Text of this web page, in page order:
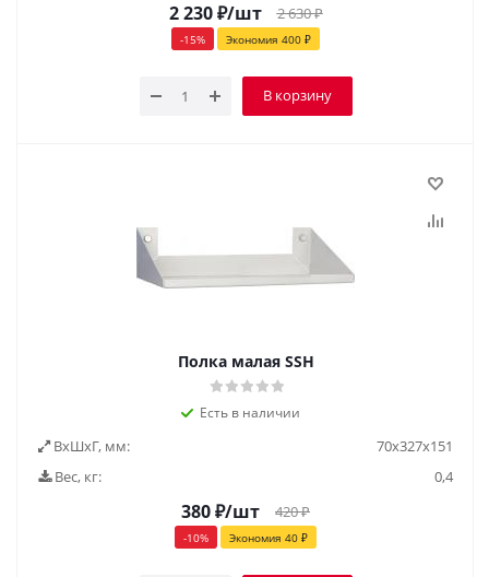
2 230₽/шт 2 630₽
-15% Экономия 400 ₽
В корзину
Полка малая SSH
Есть в наличии
ВxШxГ, мм:
70x327x151
Вес, кг:
0,4
380₽/шт 420₽
-10% Экономия 40 ₽